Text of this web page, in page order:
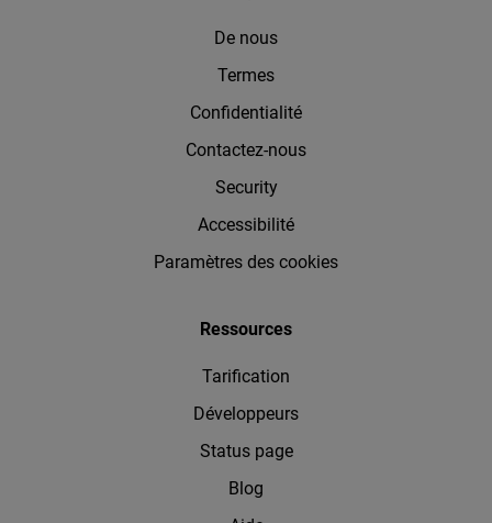
De nous
Termes
Confidentialité
Contactez-nous
Security
Accessibilité
Paramètres des cookies
Ressources
Tarification
Développeurs
Status page
Blog